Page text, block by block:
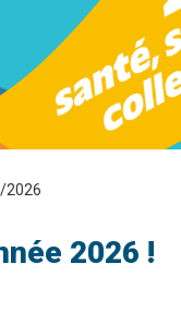
2026
2026 !